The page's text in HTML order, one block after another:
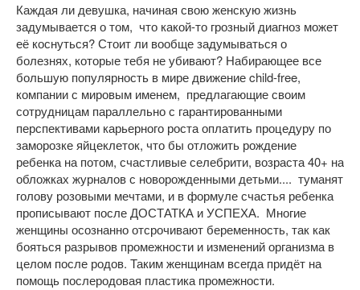
Каждая ли девушка, начиная свою женскую жизнь
задумывается о том, что какой-то грозный диагноз может
её коснуться? Стоит ли вообще задумываться о
болезнях, которые тебя не убивают? Набирающее все
большую популярность в мире движение child-free,
компании с мировым именем, предлагающие своим
сотрудницам параллельно с гарантированными
перспективами карьерного роста оплатить процедуру по
заморозке яйцеклеток, что бы отложить рождение
ребенка на потом, счастливые селебрити, возраста 40+ на
обложках журналов с новорожденными детьми.... туманят
голову розовыми мечтами, и в формуле счастья ребенка
прописывают после ДОСТАТКА и УСПЕХА. Многие
женщины осознанно отсрочивают беременность, так как
бояться разрывов промежности и изменений организма в
целом после родов. Таким женщинам всегда придёт на
помощь послеродовая пластика промежности.